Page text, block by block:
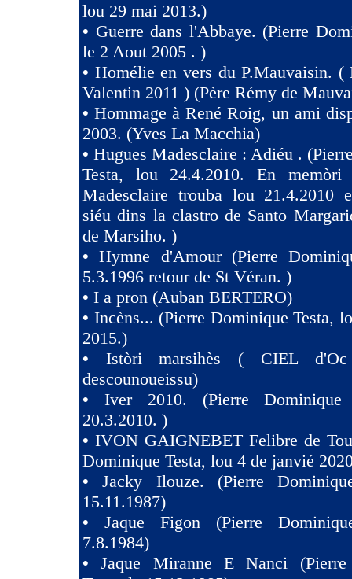
lou 29 mai 2013.)
• Guerre dans l'Abbaye. (Pierre
le 2 Aout 2005 . )
• Homélie en vers du P.Mauvaisin. (
Valentin 2011 ) (Père Rémy de
•Hommage à René Roig, un ami
2003. (Yves La Macchia)
• Hugues Madesclaire : Adiéu .
Testa, lou 24.4.2010. En memòri
Madesclaire trouba lou 21.4.2010
siéu dins la clastro de Santo
de Marsiho. )
•Hymne d'Amour (Pierre
5.3.1996 retour de St Véran. )
• I a pron (Auban BERTERO)
• Incèns... (Pierre Dominique Testa,
2015.)
• Istòri marsihès ( CIEL
descounoueissu)
• Iver 2010. (Pierre
20.3.2010. )
• IVON GAIGNEBET Felibre de
Dominique Testa, lou 4 de janvié
•Jacky Ilouze. (Pierre
15.11.1987)
• Jaque Figon (Pierre
7.8.1984)
•Jaque Miranne E Nanci (Pierre